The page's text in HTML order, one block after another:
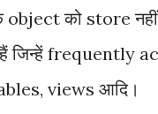
object को store
frequently
views आदि।